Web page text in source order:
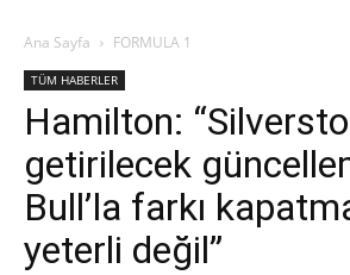
Ana Sayfa FORMULA 1
TÜM HABERLER
Hamilton:
getirilecek
Bull’la farkı
yeterli değil”